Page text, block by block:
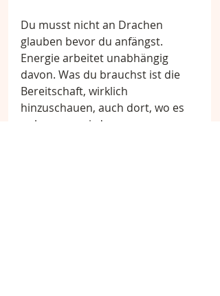
Du musst nicht an Drachen
glauben bevor du anfängst.
Energie arbeitet unabhängig
davon. Was du brauchst ist die
Bereitschaft, wirklich
hinzuschauen, auch dort, wo es
unbequem wird.